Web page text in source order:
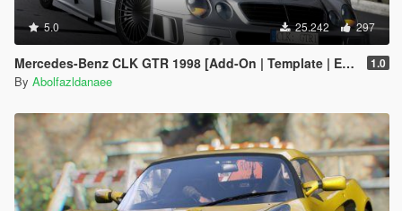
5.0 25.242 297
Mercedes-Benz CLK GTR 1998 [Add-On | Template | Extras] 1.0
By Abolfazldanaee